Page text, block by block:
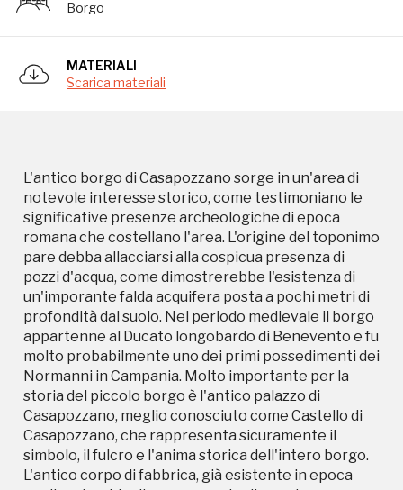
Borgo
MATERIALI
Scarica materiali
L'antico borgo di Casapozzano sorge in un'area di
notevole interesse storico, come testimoniano le
significative presenze archeologiche di epoca
romana che costellano l'area. L'origine del toponimo
pare debba allacciarsi alla cospicua presenza di
pozzi d'acqua, come dimostrerebbe l'esistenza di
un'imporante falda acquifera posta a pochi metri di
profondità dal suolo. Nel periodo medievale il borgo
appartenne al Ducato longobardo di Benevento e fu
molto probabilmente uno dei primi possedimenti dei
Normanni in Campania. Molto importante per la
storia del piccolo borgo è l'antico palazzo di
Casapozzano, meglio conosciuto come Castello di
Casapozzano, che rappresenta sicuramente il
simbolo, il fulcro e l'anima storica dell'intero borgo.
L'antico corpo di fabbrica, già esistente in epoca
pozzi d'acqua, come dimostrerebbe l'esistenza di
appartenne al Ducato longobardo di Benevento e fu
molto probabilmente uno dei primi possedimenti dei
Casapozzano, che rappresenta sicuramente il
simbolo, il fulcro e l'anima storica dell'intero borgo.
L'antico corpo di fabbrica, già esistente in epoca
medievale, ebbe il suo momento di massimo
splendore sotto i Capece Minutolo, signori di
Casapozzano nel 1378. La trasformazione più
significativa dal punto di vista architettonico risale
al '700, quando proprio i Capece Minutolo,
mostrando grande sensibilità e interesse per
l'architettura del corpo di fabbrica, lo ampliarono e
lo abbellirono introducendo stemmi, incartate,
cornici e singolari ciminiere sulla cinta e sullo stesso
palazzo, divenute così col tempo un simbolo per il
paese. Attualmente il corpo di fabbrica è stato
sottoposto a un importante intervento di restauro
conservativo, che lo ha riportato all'antico
splendore. L'intervento di restauro conservativo